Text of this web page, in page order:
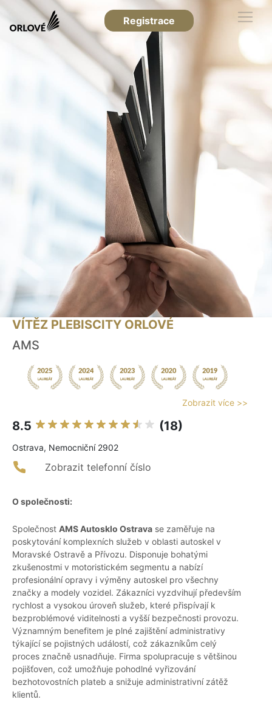
Registrace
VÍTĚZ PLEBISCITY ORLOVÉ
AMS
Zobrazit více >>
8.5 (18)
Ostrava, Nemocniční 2902
Zobrazit telefonní číslo
O společnosti:
Společnost AMS Autosklo Ostrava se zaměřuje na
poskytování komplexních služeb v oblasti autoskel v
Moravské Ostravě a Přívozu. Disponuje bohatými
zkušenostmi v motoristickém segmentu a nabízí
profesionální opravy i výměny autoskel pro všechny
značky a modely vozidel. Zákazníci vyzdvihují především
rychlost a vysokou úroveň služeb, které přispívají k
bezproblémové viditelnosti a vyšší bezpečnosti provozu.
Významným benefitem je plné zajištění administrativy
týkající se pojistných událostí, což zákazníkům celý
proces značně usnadňuje. Firma spolupracuje s většinou
pojišťoven, což umožňuje pohodlné vyřizování
bezhotovostních plateb a snižuje administrativní zátěž
klientů.